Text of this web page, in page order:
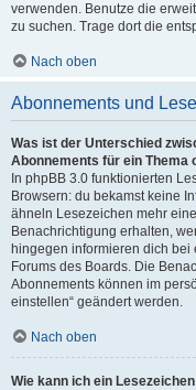
verwenden. Benutze die
zu suchen. Trage dort die
Nach oben
Abonnements und
Was ist der Unterschied
Abonnements für ein Thema
In phpBB 3.0 funktionierten
Browsern: du bekamst keine
ähneln Lesezeichen mehr
Benachrichtigung erhalten,
hingegen informieren dich
Forums des Boards. Die
Abonnements können im
einstellen“ geändert werden.
Nach oben
Wie kann ich ein